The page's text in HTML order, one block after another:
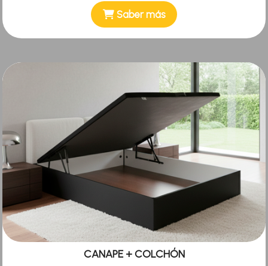
Saber más
CANAPE + COLCHÓN